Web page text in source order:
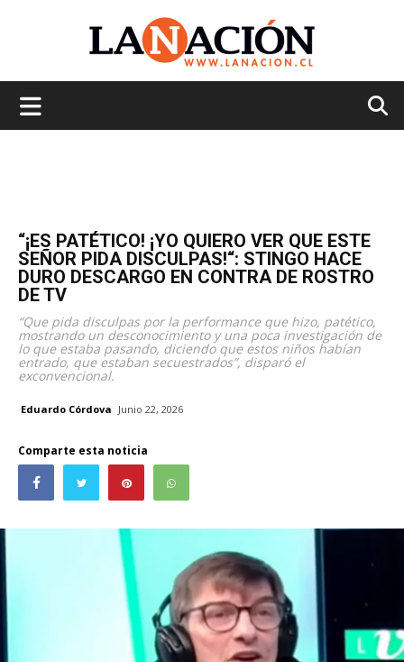
“¡ES PATÉTICO! ¡YO QUIERO VER QUE ESTE
SEÑOR PIDA DISCULPAS!“: STINGO HACE
DURO DESCARGO EN CONTRA DE ROSTRO
DE TV
“Que pida disculpas por la performance que hizo, patético,
mostrando un desconocimiento y una poca investigación de
lo que estaba pasando, diciendo que estos niños habían
entrado, que estaban secuestrados”, disparó el
exconvencional.
Eduardo Córdova Junio 22, 2026
Comparte esta noticia